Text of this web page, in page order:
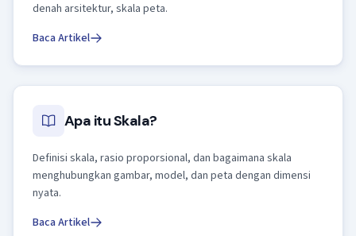
denah arsitektur, skala peta.
Baca Artikel
Apa itu Skala?
Definisi skala, rasio proporsional, dan bagaimana skala
menghubungkan gambar, model, dan peta dengan dimensi
nyata.
Baca Artikel